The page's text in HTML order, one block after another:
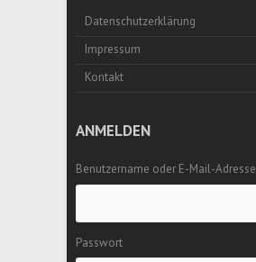
Datenschutzerklärung
Impressum
Kontakt
ANMELDEN
Benutzername oder E-Mail-Adresse
Passwort